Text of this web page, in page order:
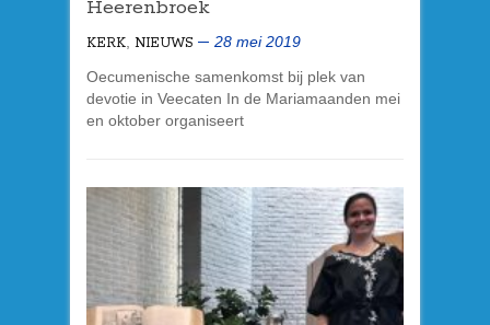
Heerenbroek
KERK NIEUWS
28 mei 2019
Oecumenische samenkomst bij plek van
devotie in Veecaten In de Mariamaanden mei
en oktober organiseert